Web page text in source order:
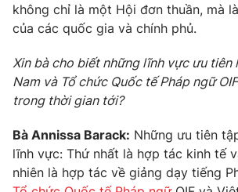
Chuyên mục khác
Photo
Video Shorts
VTV Money VTV Thể
không chỉ là một Hội đơn thuần, mà
của các quốc gia và chính phủ.
Xin bà cho biết những lĩnh vực ưu tiên
Nam và Tổ chức Quốc tế Pháp ngữ
trong thời gian tới?
Bà Annissa Barack: Những ưu tiên
lĩnh vực: Thứ nhất là hợp tác kinh tế
nhiên là hợp tác về giảng dạy tiếng